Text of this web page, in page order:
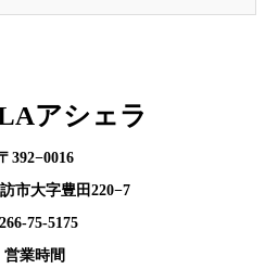
アシェラ
392−0016
市大字豊田220−7
75-5175
営業時間